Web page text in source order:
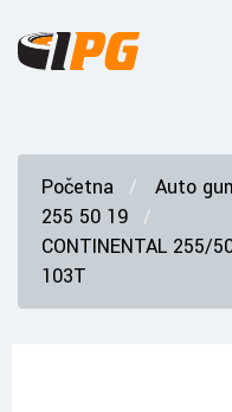
Početna
Auto
255 50 19
CONTINENTAL 255/
103T